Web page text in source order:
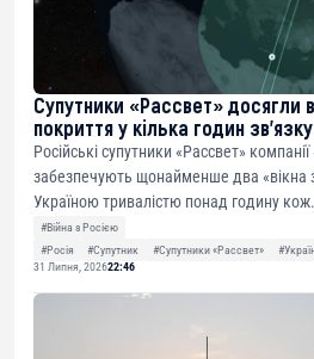
Супутники «Рассвет» досягли
покриття у кілька годин
Російські супутники «Рассвет»
забезпечують щонайменше два «вікна
Україною тривалістю понад годину
#Війна з Росією
#Росія
#Супутник #Супутники «Рассвет»
31 Липня, 202622:46